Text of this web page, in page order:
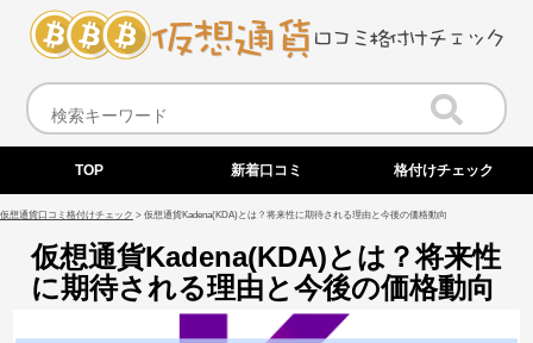
TOP 新着口コミ 格付けチェック
仮想通貨口コミ格付けチェック > 仮想通貨Kadena(KDA)とは？将来性に期待される理由と今後の価格動向
仮想通貨Kadena(KDA)とは？将来性
に期待される理由と今後の価格動向